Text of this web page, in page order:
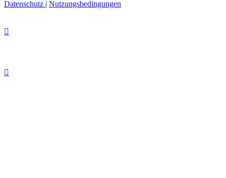
Datenschutz | Nutzungsbedingungen